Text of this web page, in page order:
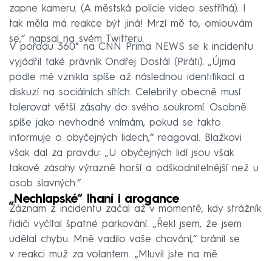
zapne kameru. (A městská policie video sestříhá). I
tak měla má reakce být jiná! Mrzí mě to, omlouvám
se,“ napsal na svém Twitteru.
V pořadu 360° na CNN Prima NEWS se k incidentu
vyjádřil také právník Ondřej Dostál (Piráti). „Újma
podle mě vznikla spíše až následnou identifikací a
diskuzí na sociálních sítích. Celebrity obecně musí
tolerovat větší zásahy do svého soukromí. Osobně
spíše jako nevhodné vnímám, pokud se takto
informuje o obyčejných lidech,“ reagoval. Blažkovi
však dal za pravdu: „U obyčejných lidí jsou však
takové zásahy výrazně horší a odškodnitelnější než u
osob slavných.“
„Nechlapské“ lhaní i arogance
Záznam z incidentu začal až v momentě, kdy strážník
řidiči vyčítal špatné parkování. „Řekl jsem, že jsem
udělal chybu. Mně vadilo vaše chování,“ bránil se
v reakci muž za volantem. „Mluvil jste na mě